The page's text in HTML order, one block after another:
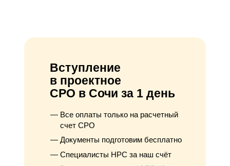
Вступление
в проектное
СРО в Сочи за 1 день
Все оплаты только на расчетный
счет СРО
Документы подготовим бесплатно
Специалисты НРС за наш счёт